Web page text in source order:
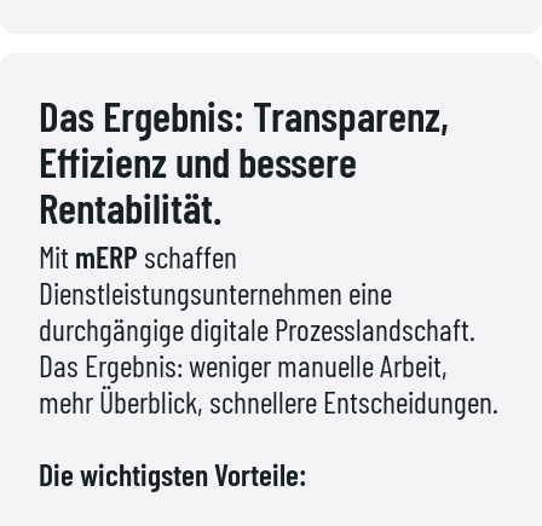
Das Ergebnis: Transparenz,
Effizienz und bessere
Rentabilität.
Mit mERP schaffen
Dienstleistungsunternehmen eine
durchgängige digitale Prozesslandschaft.
Das Ergebnis: weniger manuelle Arbeit,
mehr Überblick, schnellere Entscheidungen.
Die wichtigsten Vorteile: